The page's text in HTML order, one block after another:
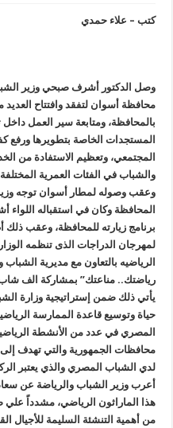
كتب – علاء حمدي
وصل الدكتور أشرف صبحي وزير
محافظة أسوان لتفقد وافتتاح العديد
بالمحافظة، ومتابعة سير العمل
المستجدات الخاصة بتطويرها ورفع
المجتمعي، وتعظيم الاستفادة من
والشباب في الفئات العمرية
وعقب وصوله لمطار أسوان توجه
المحافظة وكان في استقباله
برنامج زيارته للمحافظة، وعقب ذلك
لمهرجان الدراجات الذى تنظمه
الرياضيه بالتعاون مع مديرية
رياضتك.. مناعتك” بمشاركة الف شاب
يأتي ذلك ضمن إستراتيجية وزارة
حياة وتوسيع قاعدة الممارسة
المصري في عدد من الأنشطة
محافظات الجمهورية والتي تهدف إلى
لدي الشباب المصري والذي يعتبر
أعرب وزير الشباب والرياضة عن
هذا الماراثون الرياضي، مشدداً
من أهمية التنشئة السليمة للأجيال